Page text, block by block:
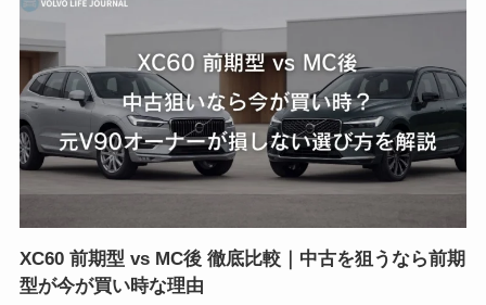
XC60 前期型 vs MC後 徹底比較｜中古を狙うなら前期
型が今が買い時な理由